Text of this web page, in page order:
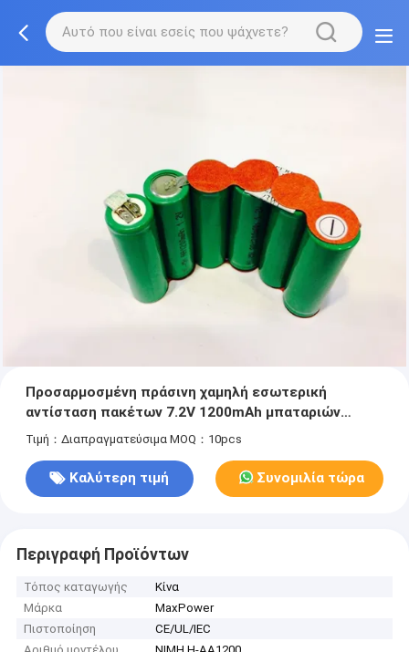
Προσαρμοσμένη πράσινη χαμηλή εσωτερική
αντίσταση πακέτων 7.2V 1200mAh μπαταριών
ενεργειακού Nimh
Τιμή：Διαπραγματεύσιμα MOQ：10pcs
Καλύτερη τιμή Συνομιλία τώρα
Περιγραφή Προϊόντων
Τόπος καταγωγής
Κίνα
Μάρκα
MaxPower
Πιστοποίηση
CE/UL/IEC